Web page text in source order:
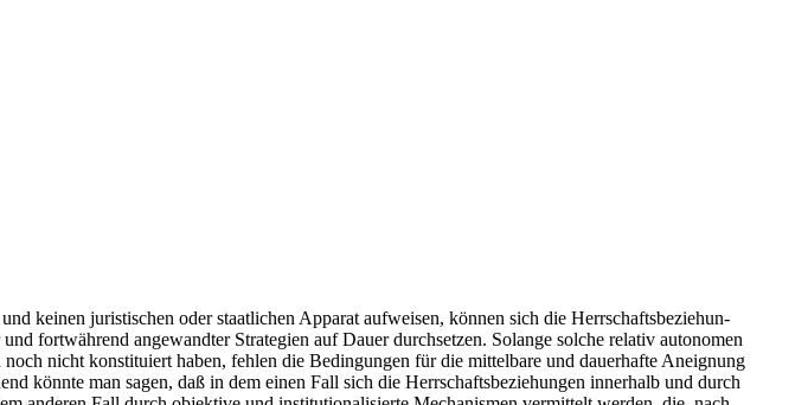
kei­nen juris­ti­schen oder staat­li­chen Appa­rat auf­wei­sen, kön­nen sich die Herr­schafts­be­zie­hun­
fort­wäh­rend ange­wand­ter Stra­te­gien auf Dau­er durch­set­zen. Solan­ge sol­che rela­tiv auto­no­men
nicht kon­sti­tu­iert haben, feh­len die Bedin­gun­gen für die mit­tel­ba­re und dau­er­haf­te Aneig­nung
könn­te man sagen, daß in dem einen Fall sich die Herr­schafts­be­zie­hun­gen inner­halb und durch